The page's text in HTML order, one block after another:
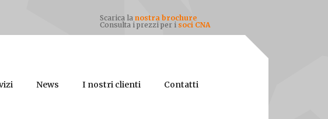
Scarica la nostra brochure
Consulta i prezzi per i soci CNA
News I nostri clienti Contatti